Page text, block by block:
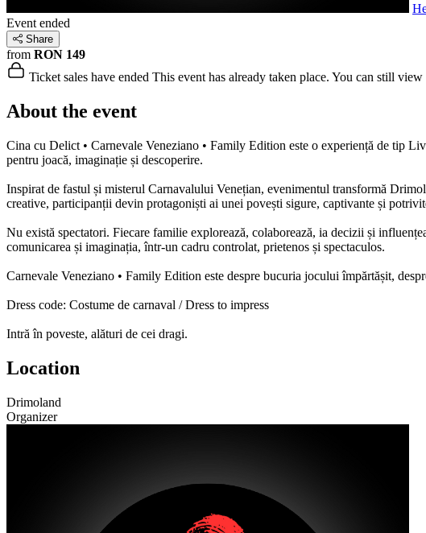
Event ended
Share
from RON 149
Ticket sales have ended This event has already taken place. You can still
About the event
Cina cu Delict • Carnevale Veneziano • Family Edition este o experiență de tip
pentru joacă, imaginație și descoperire.
Inspirat de fastul și misterul Carnavalului Venețian, evenimentul transformă
creative, participanții devin protagoniști ai unei povești sigure, captivante și
Nu există spectatori. Fiecare familie explorează, colaborează, ia decizii și
comunicarea și imaginația, într-un cadru controlat, prietenos și spectaculos.
Carnevale Veneziano • Family Edition este despre bucuria jocului împărtășit,
Dress code: Costume de carnaval / Dress to impress
Intră în poveste, alături de cei dragi.
Location
Drimoland
Organizer